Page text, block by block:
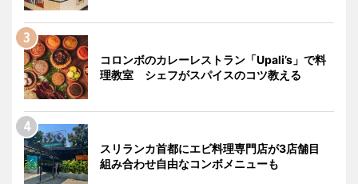
コロンボのカレーレストラン「Upali’s」で料
理教室 シェフがスパイスのコツ教える
スリランカ首都にエビ料理専門店が3店舗目
組み合わせ自由なコンボメニューも